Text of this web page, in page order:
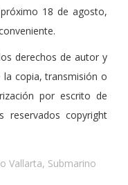
18 de agosto,
derechos de autor y
la copia, transmisión o
por escrito de
reservados copyright
Vallarta, Submarino